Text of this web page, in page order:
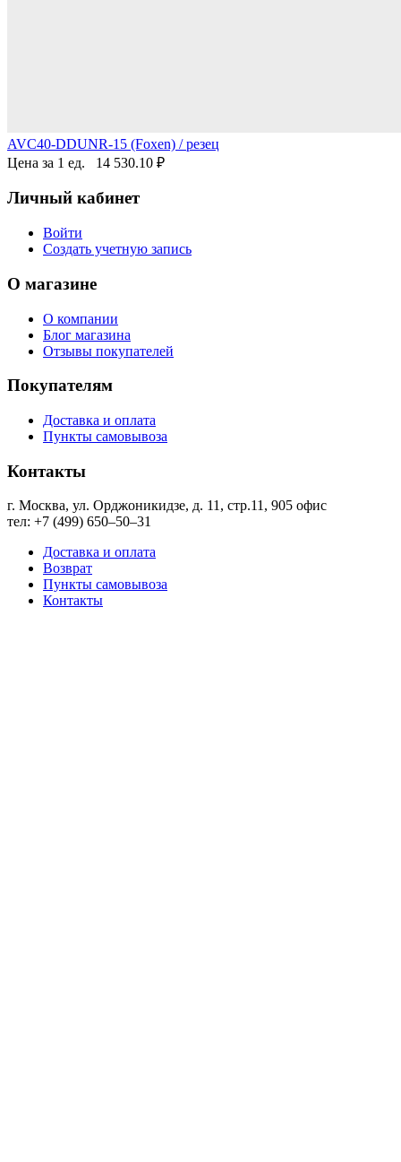
AVC40-DDUNR-15 (Foxen) / резец
Цена за 1 ед.
14 530.10 ₽
Личный кабинет
Войти
Создать учетную запись
О магазине
О компании
Блог магазина
Отзывы покупателей
Покупателям
Доставка и оплата
Пункты самовывоза
Контакты
г. Москва, ул. Орджоникидзе, д. 11, стр.11, ​905 офис
тел: +7 (499) 650‒50‒31
Доставка и оплата
Возврат
Пункты самовывоза
Контакты